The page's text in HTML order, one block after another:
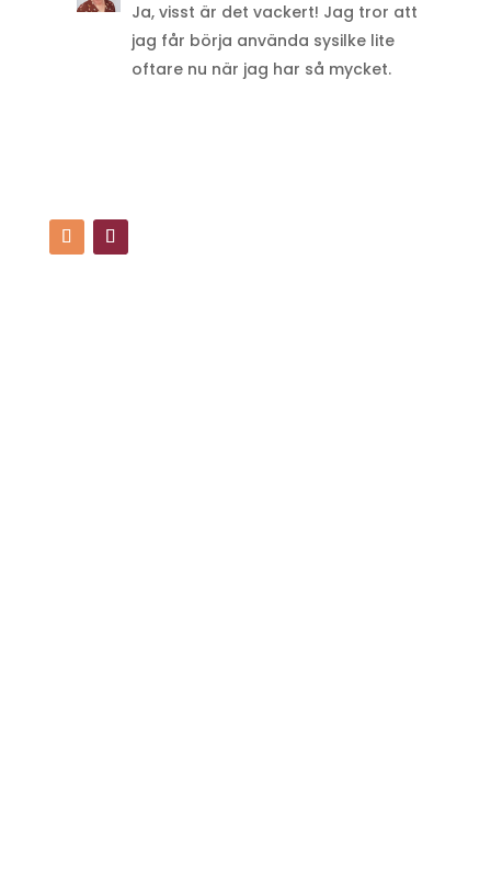
Ja, visst är det vackert! Jag tror att
jag får börja använda sysilke lite
oftare nu när jag har så mycket.